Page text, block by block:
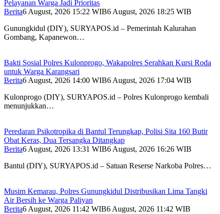
Pelayanan Warga Jadi Prioritas
Berita6 August, 2026 15:22 WIB6 August, 2026 18:25 WIB
Gunungkidul (DIY), SURYAPOS.id – Pemerintah Kalurahan
Gombang, Kapanewon…
Bakti Sosial Polres Kulonprogo, Wakapolres Serahkan Kursi Roda
untuk Warga Karangsari
Berita6 August, 2026 14:00 WIB6 August, 2026 17:04 WIB
Kulonprogo (DIY), SURYAPOS.id – Polres Kulonprogo kembali
menunjukkan…
Peredaran Psikotropika di Bantul Terungkap, Polisi Sita 160 Butir
Obat Keras, Dua Tersangka Ditangkap
Berita6 August, 2026 13:31 WIB6 August, 2026 16:26 WIB
Bantul (DIY), SURYAPOS.id – Satuan Reserse Narkoba Polres…
Musim Kemarau, Polres Gunungkidul Distribusikan Lima Tangki
Air Bersih ke Warga Paliyan
Berita6 August, 2026 11:42 WIB6 August, 2026 11:42 WIB